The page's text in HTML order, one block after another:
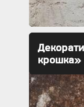
крошка»